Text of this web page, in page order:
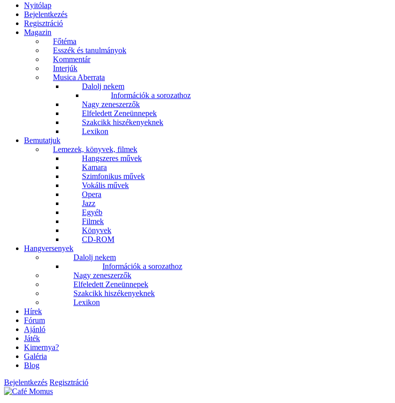
Nyitólap
Bejelentkezés
Regisztráció
Magazin
Főtéma
Esszék és tanulmányok
Kommentár
Interjúk
Musica Aberrata
Dalolj nekem
Információk a sorozathoz
Nagy zeneszerzők
Elfeledett Zeneünnepek
Szakcikk hiszékenyeknek
Lexikon
Bemutatjuk
Lemezek, könyvek, filmek
Hangszeres művek
Kamara
Szimfonikus művek
Vokális művek
Opera
Jazz
Egyéb
Filmek
Könyvek
CD-ROM
Hangversenyek
Dalolj nekem
Információk a sorozathoz
Nagy zeneszerzők
Elfeledett Zeneünnepek
Szakcikk hiszékenyeknek
Lexikon
Hírek
Fórum
Ajánló
Játék
Kimernya?
Galéria
Blog
Bejelentkezés Regisztráció